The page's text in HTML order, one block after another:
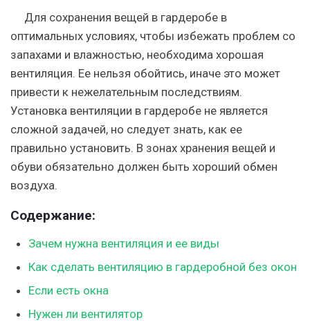
Для сохранения вещей в гардеробе в
оптимальных условиях, чтобы избежать проблем со
запахами и влажностью, необходима хорошая
вентиляция. Ее нельзя обойтись, иначе это может
привести к нежелательным последствиям.
Установка вентиляции в гардеробе не является
сложной задачей, но следует знать, как ее
правильно установить. В зонах хранения вещей и
обуви обязательно должен быть хороший обмен
воздуха.
Содержание:
Зачем нужна вентиляция и ее виды
Как сделать вентиляцию в гардеробной без окон
Если есть окна
Нужен ли вентилятор